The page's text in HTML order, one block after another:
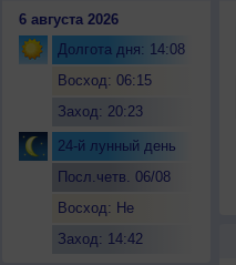
6 августа 2026
Долгота дня: 14:08
Восход: 06:15
Заход: 20:23
24-й лунный день
Посл.четв. 06/08
Восход: Не
Заход: 14:42